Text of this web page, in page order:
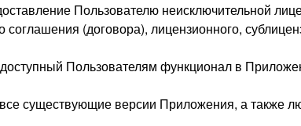
Пользователю неисключительной
(договора), лицензионного,
Пользователям функционал в
существующие версии Приложения, а